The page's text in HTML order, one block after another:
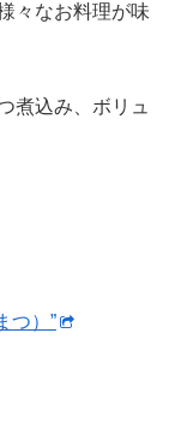
々なお料理が味
煮込み、ボリュ
つ）”